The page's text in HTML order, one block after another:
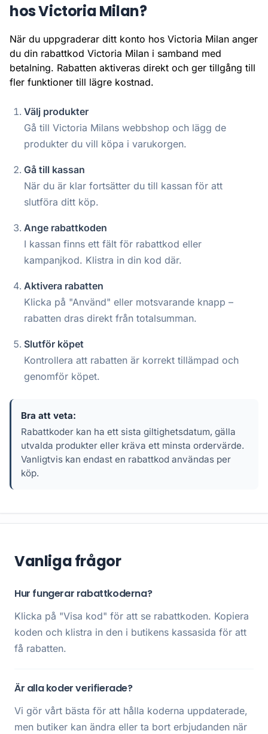
hos Victoria Milan?
När du uppgraderar ditt konto hos Victoria Milan anger
du din rabattkod Victoria Milan i samband med
betalning. Rabatten aktiveras direkt och ger tillgång till
fler funktioner till lägre kostnad.
Välj produkter
Gå till Victoria Milans webbshop och lägg de
produkter du vill köpa i varukorgen.
Gå till kassan
När du är klar fortsätter du till kassan för att
slutföra ditt köp.
Ange rabattkoden
I kassan finns ett fält för rabattkod eller
kampanjkod. Klistra in din kod där.
Aktivera rabatten
Klicka på "Använd" eller motsvarande knapp –
rabatten dras direkt från totalsumman.
Slutför köpet
Kontrollera att rabatten är korrekt tillämpad och
genomför köpet.
Bra att veta:
Rabattkoder kan ha ett sista giltighetsdatum, gälla
utvalda produkter eller kräva ett minsta ordervärde.
Vanligtvis kan endast en rabattkod användas per
köp.
Vanliga frågor
Hur fungerar rabattkoderna?
Klicka på "Visa kod" för att se rabattkoden. Kopiera
koden och klistra in den i butikens kassasida för att
få rabatten.
Är alla koder verifierade?
Vi gör vårt bästa för att hålla koderna uppdaterade,
men butiker kan ändra eller ta bort erbjudanden när